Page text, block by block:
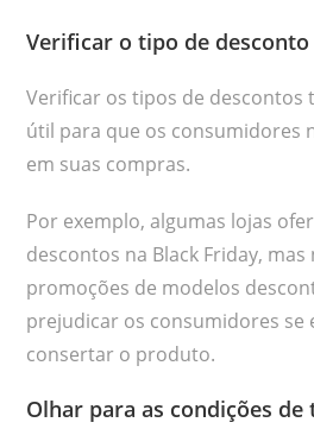
Verificar o tipo de desconto
Verificar os tipos de descontos
útil para que os consumidores
em suas compras.
Por exemplo, algumas lojas
descontos na Black Friday, mas
promoções de modelos
prejudicar os consumidores se
consertar o produto.
Olhar para as condições